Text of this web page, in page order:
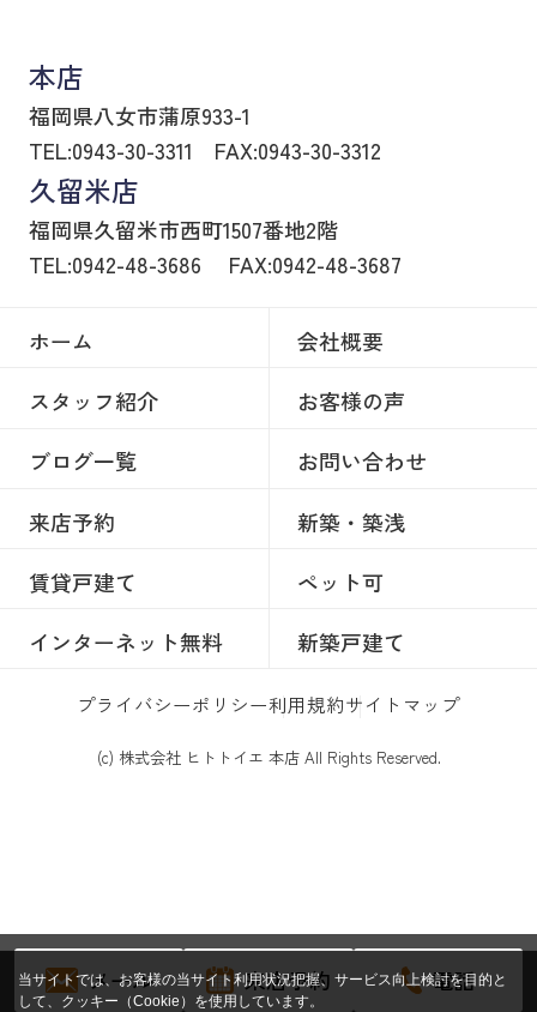
本店
福岡県八女市蒲原933-1
TEL:0943-30-3311
FAX:0943-30-3312
久留米店
福岡県久留米市西町1507番地2階
TEL:0942-48-3686
FAX:0942-48-3687
ホーム
会社概要
スタッフ紹介
お客様の声
ブログ一覧
お問い合わせ
来店予約
新築・築浅
賃貸戸建て
ペット可
インターネット無料
新築戸建て
プライバシーポリシー利用規約サイトマップ
(c) 株式会社 ヒトトイエ 本店 All Rights Reserved.
メール 来店予約 電話
当サイトでは、お客様の当サイト利用状況把握、サービス向上検討を目的と
して、クッキー（Cookie）を使用しています。